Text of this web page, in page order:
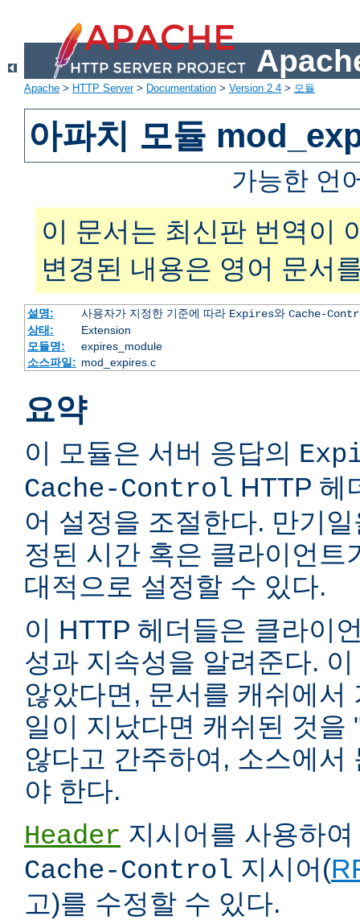
Apache > HTTP Server> Documentation > Version 2.4 > 모듈
아파치 모듈
가능한 언
이 문서는 최신판 번역이
변경된 내용은 영어 문서
설명: 사용자가 지정한 기준에 따라 Expires와 Cache-
상태:
Extension
모듈명:
expires_module
소스파일: mod_expires.c
요약
이 모듈은 서버 응답의
Cache-Control HTTP 헤
어 설정을 조절한다. 만기
정된 시간 혹은 클라이언트
대적으로 설정할 수 있다.
이 HTTP 헤더들은 클라이
성과 지속성을 알려준다.
않았다면, 문서를 캐쉬에서
일이 지났다면 캐쉬된 것을
않다고 간주하여, 소스에서
야 한다.
Header 지시어를 사용하여
Cache-Control 지시어(
고)를 수정할 수 있다.